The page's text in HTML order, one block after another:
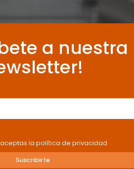
a nuestra
aceptas la política de privacidad